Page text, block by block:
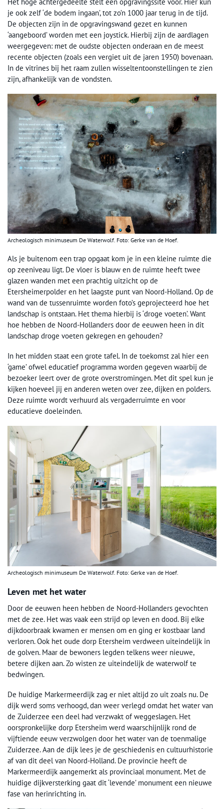
je ook zelf ‘de bodem ingaan’, tot zo’n 1000 jaar terug in de tijd.
De objecten zijn in de opgravingswand gezet en kunnen
‘aangeboord’ worden met een joystick. Hierbij zijn de aardlagen
weergegeven: met de oudste objecten onderaan en de meest
recente objecten (zoals een vergiet uit de jaren 1950) bovenaan.
In de vitrines bij het raam zullen wisseltentoonstellingen te zien
zijn, afhankelijk van de vondsten.
Archeologisch minimuseum De Waterwolf. Foto: Gerke van de Hoef.
Als je buitenom een trap opgaat kom je in een kleine ruimte die
op zeeniveau ligt. De vloer is blauw en de ruimte heeft twee
glazen wanden met een prachtig uitzicht op de
Etersheimerpolder en het laagste punt van Noord-Holland. Op de
wand van de tussenruimte worden foto’s geprojecteerd hoe het
landschap is ontstaan. Het thema hierbij is ‘droge voeten’. Want
hoe hebben de Noord-Hollanders door de eeuwen heen in dit
landschap droge voeten gekregen en gehouden?
In het midden staat een grote tafel. In de toekomst zal hier een
‘game’ ofwel educatief programma worden gegeven waarbij de
bezoeker leert over de grote overstromingen. Met dit spel kun je
kijken hoeveel jij en anderen weten over zee, dijken en polders.
Deze ruimte wordt verhuurd als vergaderruimte en voor
educatieve doeleinden.
Archeologisch minimuseum De Waterwolf. Foto: Gerke van de Hoef.
Leven met het water
Door de eeuwen heen hebben de Noord-Hollanders gevochten
met de zee. Het was vaak een strijd op leven en dood. Bij elke
dijkdoorbraak kwamen er mensen om en ging er kostbaar land
verloren. Ook het oude dorp Etersheim verdween uiteindelijk in
de golven. Maar de bewoners legden telkens weer nieuwe,
betere dijken aan. Zo wisten ze uiteindelijk de waterwolf te
bedwingen.
De huidige Markermeerdijk zag er niet altijd zo uit zoals nu. De
dijk werd soms verhoogd, dan weer verlegd omdat het water van
de Zuiderzee een deel had verzwakt of weggeslagen. Het
oorspronkelijke dorp Etersheim werd waarschijnlijk rond de
vijftiende eeuw verzwolgen door het water van de toenmalige
Zuiderzee. Aan de dijk lees je de geschiedenis en cultuurhistorie
af van dit deel van Noord-Holland. De provincie heeft de
Markermeerdijk aangemerkt als provinciaal monument. Met de
huidige dijkversterking gaat dit ‘levende’ monument een nieuwe
fase van herinrichting in.